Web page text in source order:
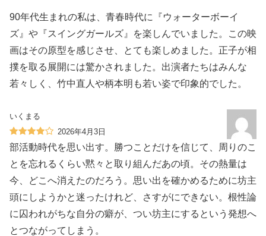
90年代生まれの私は、青春時代に『ウォーターボーイ
ズ』や『スイングガールズ』を楽しんでいました。この映
画はその原型を感じさせ、とても楽しめました。正子が相
撲を取る展開には驚かされました。出演者たちはみんな
若々しく、竹中直人や柄本明も若い姿で印象的でした。
いくまる
2026年4月3日
部活動時代を思い出す。勝つことだけを信じて、周りのこ
とを忘れるくらい黙々と取り組んだあの頃。その熱量は
今、どこへ消えたのだろう。思い出を確かめるために坊主
頭にしようかと迷ったけれど、さすがにできない。根性論
に囚われがちな自分の癖が、つい坊主にするという発想へ
とつながってしまう。